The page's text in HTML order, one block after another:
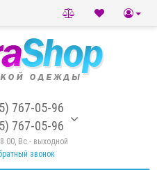
767-05-96
767-05-96
Вс - выходной
звонок